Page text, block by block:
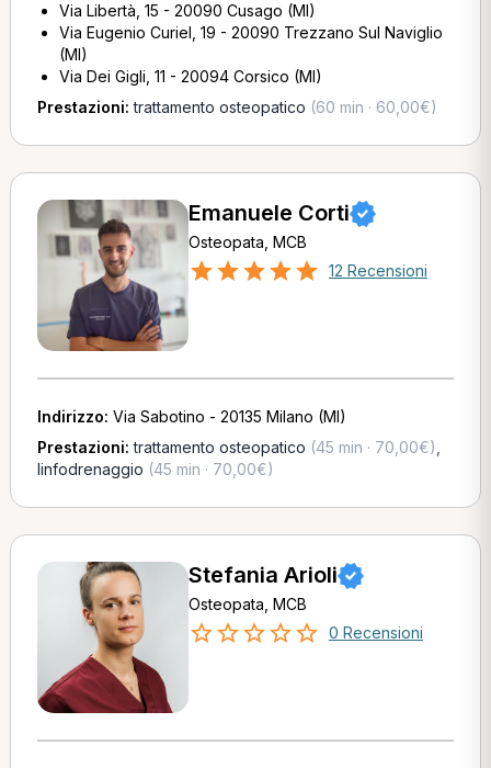
Via Libertà, 15 - 20090 Cusago (MI)
Via Eugenio Curiel, 19 - 20090 Trezzano Sul Naviglio
(MI)
Via Dei Gigli, 11 - 20094 Corsico (MI)
Prestazioni:trattamento osteopatico (60 min · 60,00€)
Emanuele Corti
Osteopata, MCB
12 Recensioni
Indirizzo: Via Sabotino - 20135 Milano (MI)
Prestazioni:trattamento osteopatico (45 min · 70,00€)
linfodrenaggio (45 min · 70,00€)
Stefania Arioli
Osteopata, MCB
0 Recensioni